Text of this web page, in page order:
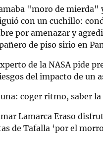
"moro de mierda"
con un cuchillo:
por amenazar y
de piso sirio en
de la NASA pide
del impacto de un
coger ritmo, saber la
Lamarca Eraso
de Tafalla ‘por el